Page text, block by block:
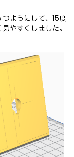
ようにして、15度
やすくしました。